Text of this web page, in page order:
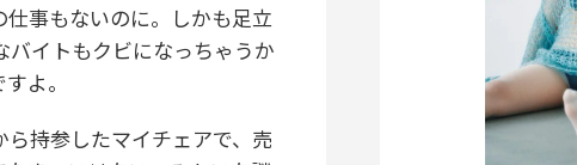
事もないのに。しかも足立
イトもクビになっちゃうか
よ。
持参したマイチェアで、売